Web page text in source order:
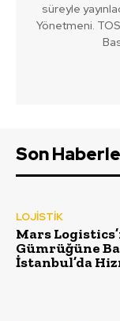
süreyle
Yönetmeni.
Son
LOJİSTİK
Mars
Gümrüğüne
İstanbul’da